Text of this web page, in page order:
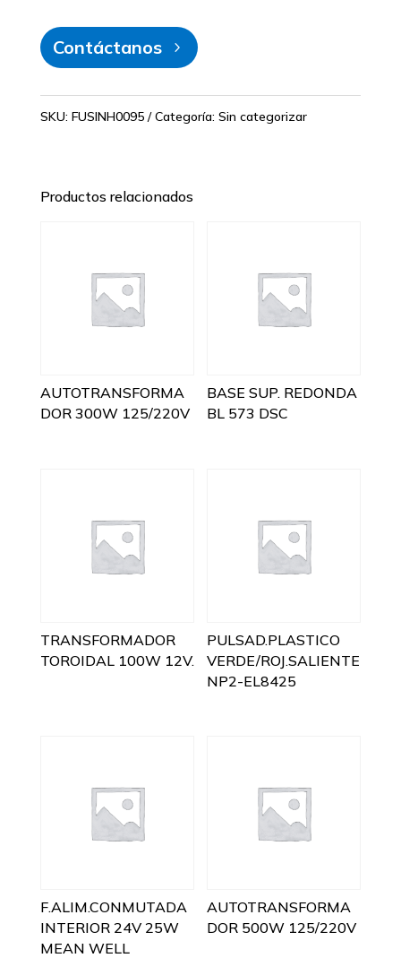
Contáctanos
SKU: FUSINH0095 Categoría: Sin categorizar
Productos relacionados
AUTOTRANSFORMA
DOR 300W 125/220V
BASE SUP. REDONDA
BL 573 DSC
TRANSFORMADOR
TOROIDAL 100W 12V.
PULSAD.PLASTICO
VERDE/ROJ.SALIENTE
NP2-EL8425
F.ALIM.CONMUTADA
INTERIOR 24V 25W
MEAN WELL
AUTOTRANSFORMA
DOR 500W 125/220V